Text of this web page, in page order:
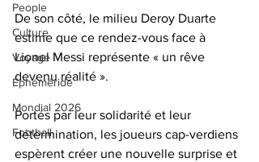
People
Culture
Voyage
Éphéméride
Mondial 2026
Football
De son côté, le milieu Deroy Duarte
estime que ce rendez-vous face à
Lionel Messi représente « un rêve
devenu réalité ».
Portés par leur solidarité et leur
détermination, les joueurs cap-verdiens
espèrent créer une nouvelle surprise et